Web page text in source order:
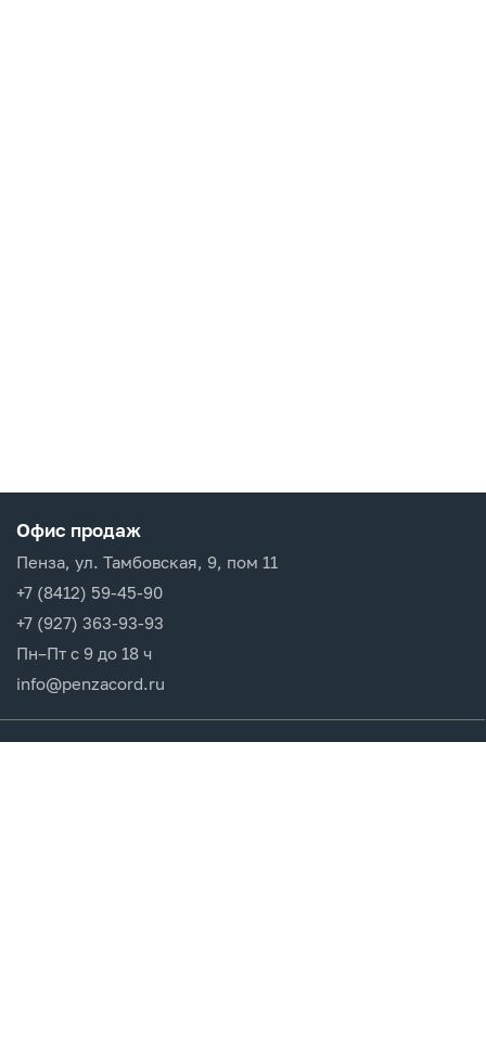
Офис продаж
Пенза, ул. Тамбовская, 9, пом 11
+7 (8412) 59-45-90
+7 (927) 363-93-93
Пн–Пт с 9 до 18 ч
info@penzacord.ru
Производители